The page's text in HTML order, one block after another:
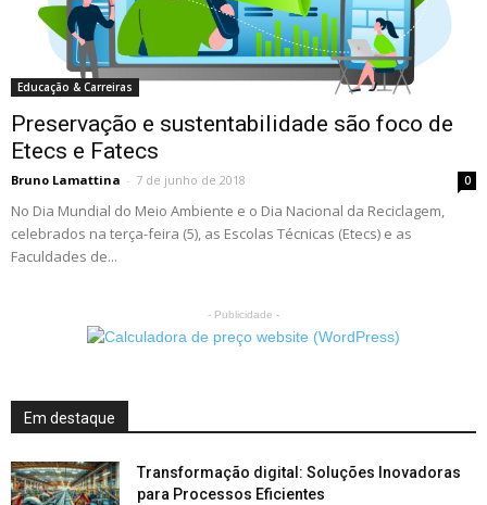
Educação & Carreiras
Preservação e sustentabilidade são foco de
Etecs e Fatecs
Bruno Lamattina - 7 de junho de 2018 0
No Dia Mundial do Meio Ambiente e o Dia Nacional da Reciclagem,
celebrados na terça-feira (5), as Escolas Técnicas (Etecs) e as
Faculdades de...
- Publicidade -
Em destaque
Transformação digital: Soluções Inovadoras
para Processos Eficientes